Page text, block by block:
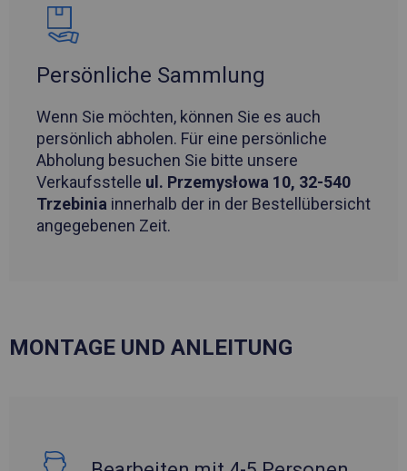
Persönliche Sammlung
Wenn Sie möchten, können Sie es auch
persönlich abholen. Für eine persönliche
Abholung besuchen Sie bitte unsere
Verkaufsstelle ul. Przemysłowa 10, 32-540
Trzebinia innerhalb der in der Bestellübersicht
angegebenen Zeit.
MONTAGE UND ANLEITUNG